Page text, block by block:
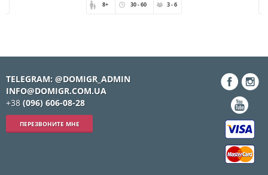
8+ 30 - 60 3 - 6
TELEGRAM: @DOMIGR_ADMIN
INFO@DOMIGR.COM.UA
+38 (096) 606-08-28
ПЕРЕЗВОНИТЕ МНЕ